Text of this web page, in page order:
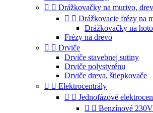
  Drážkovačky na murivo,
  Drážkovacie frézy na
Drážkovačky na
Frézy na drevo
  Drviče
Drviče stavebnej sutiny
Drviče polystyrénu
Drviče dreva, štiepkovače
  Elektrocentrály
  Jednofázové
  Benzínové 230V